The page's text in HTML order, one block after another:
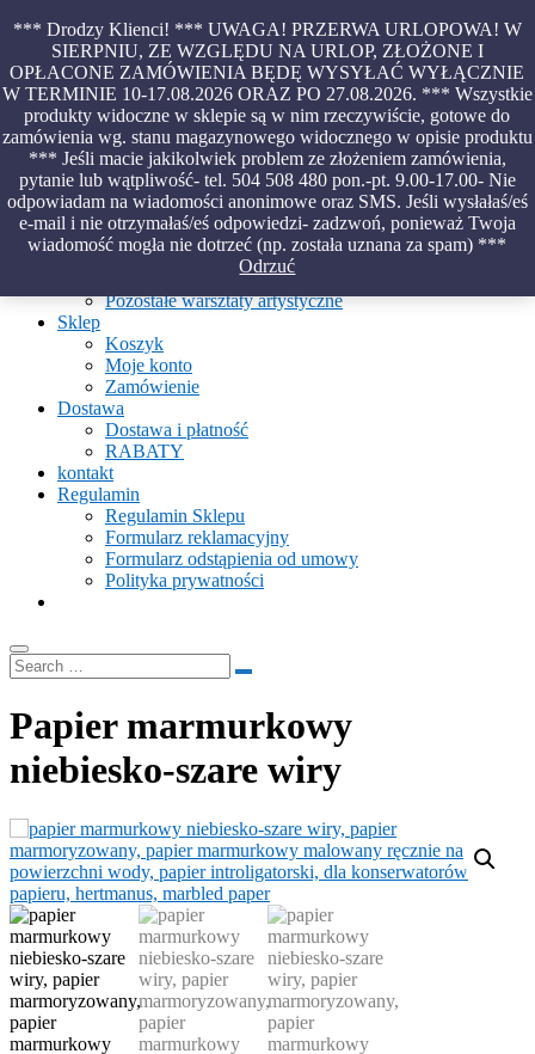
*** Drodzy Klienci! *** UWAGA! PRZERWA URLOPOWA! W
SIERPNIU, ZE WZGLĘDU NA URLOP, ZŁOŻONE I
OPŁACONE ZAMÓWIENIA BĘDĘ WYSYŁAĆ WYŁĄCZNIE
W TERMINIE 10-17.08.2026 ORAZ PO 27.08.2026. *** Wszystkie
produkty widoczne w sklepie są w nim rzeczywiście, gotowe do
zamówienia wg. stanu magazynowego widocznego w opisie produktu
*** Jeśli macie jakikolwiek problem ze złożeniem zamówienia,
pytanie lub wątpliwość- tel. 504 508 480 pon.-pt. 9.00-17.00- Nie
odpowiadam na wiadomości anonimowe oraz SMS. Jeśli wysłałaś/eś
e-mail i nie otrzymałaś/eś odpowiedzi- zadzwoń, ponieważ Twoja
wiadomość mogła nie dotrzeć (np. została uznana za spam) ***
Odrzuć
Skip
content
Piękno malowane na wodzie – papiery marmurkowe – materiały
introligatorskie – oprawy – etui – pudełka
Aktualności
O Pracowni
Ebru
Warsztaty
Warsztaty malowania na wodzie
Pozostałe warsztaty artystyczne
Sklep
Koszyk
Moje konto
Zamówienie
Dostawa
Dostawa i płatność
RABATY
kontakt
Regulamin
Regulamin Sklepu
Formularz reklamacyjny
Formularz odstąpienia od umowy
Polityka prywatności
Papier marmurkowy
niebiesko-szare wiry